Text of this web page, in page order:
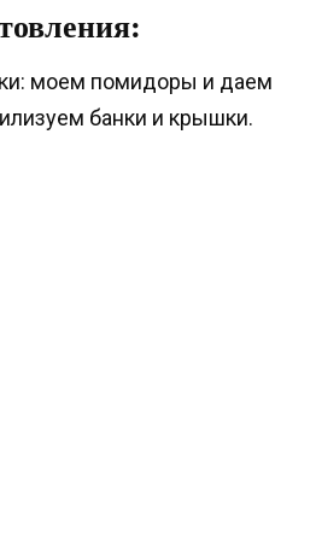
моем помидоры и даем
банки и крышки.